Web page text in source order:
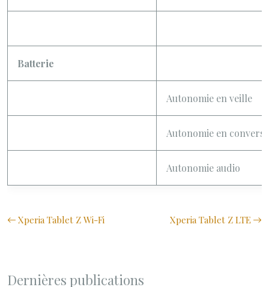
Batterie
Autonomie en veille
Autonomie en
Autonomie audio
Xperia Tablet Z Wi-Fi Xperia Tablet Z LTE
Dernières publications